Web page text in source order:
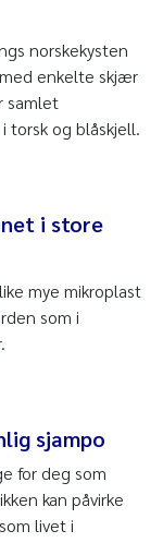
norskekysten
enkelte skjær
samlet
torsk og blåskjell.
i store
mye mikroplast
som i
sjampo
for deg som
kan påvirke
livet i